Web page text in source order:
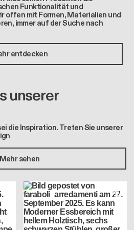
Funktionalität und
offen mit Formen, Materialien und
immer auf der Suche nach
entdecken
unserer
die Inspiration. Treten Sie unserer
Mehr sehen